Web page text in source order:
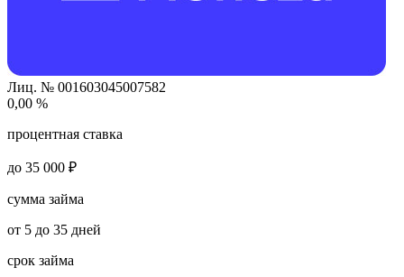
Лиц. № 001603045007582
0,00 %
процентная ставка
до 35 000 ₽
сумма займа
от 5 до 35 дней
срок займа